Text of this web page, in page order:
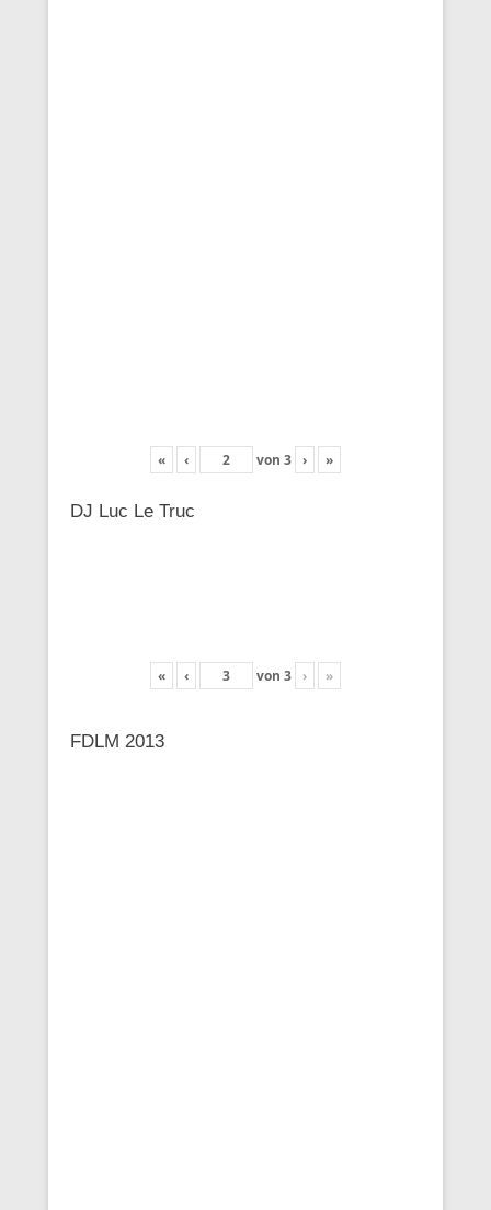
« ‹ von 3 › »
DJ Luc Le Truc
« ‹ von 3 › »
FDLM 2013